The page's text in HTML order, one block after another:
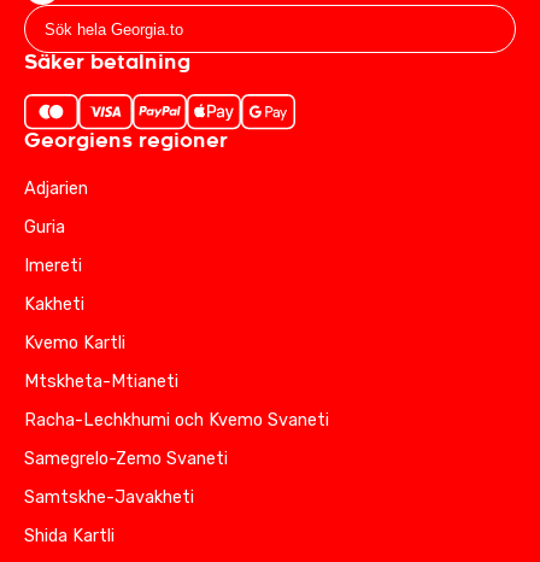
Säker betalning
Georgiens regioner
Adjarien
Guria
Imereti
Kakheti
Kvemo Kartli
Mtskheta-Mtianeti
Racha-Lechkhumi och Kvemo Svaneti
Samegrelo-Zemo Svaneti
Samtskhe-Javakheti
Shida Kartli